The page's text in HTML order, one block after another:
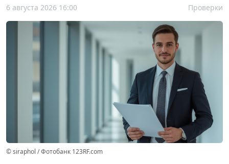
6 августа 2026 16:00 Проверки
© siraphol / Фотобанк 123RF.com